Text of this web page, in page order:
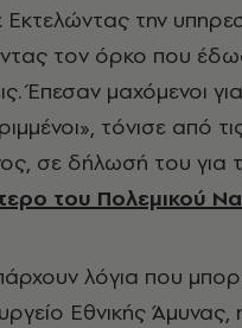
την
τον όρκο που
Έπεσαν μαχόμενοι
τόνισε από
σε δήλωσή του για
του Πολεμικού
λόγια που
Εθνικής